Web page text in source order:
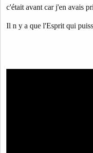
c'était avant car j'en avais
Il n y a que l'Esprit qui